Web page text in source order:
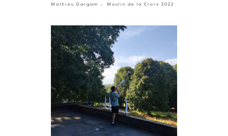
Mathieu Gargam – Moulin de la Croix 2022